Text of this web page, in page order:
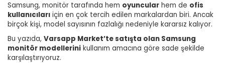
Samsung, monitör tarafında hem oyuncular hem de ofis
kullanıcıları için en çok tercih edilen markalardan biri. Ancak
birçok kişi, model sayısının fazlalığı nedeniyle kararsız kalıyor.
Bu yazıda, Varsapp Market’te satışta olan Samsung
monitör modellerini kullanım amacına göre sade şekilde
karşılaştırıyoruz.